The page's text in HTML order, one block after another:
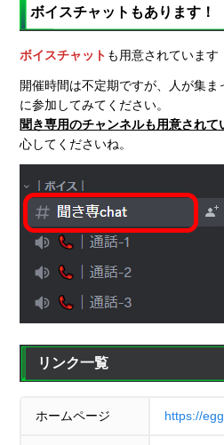
ボイスチャットもあります！
ボイスチャット も用意されています
開催時間は不定期ですが、人が集
に参加してみてください。
聞き専用のチャンネルも用意されて
心してくださいね。
リンク一覧
ホームページ https://